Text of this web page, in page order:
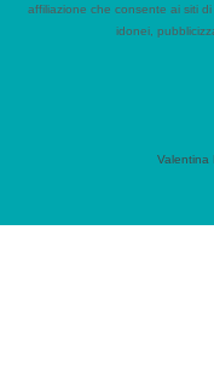
affiliazione che consente ai siti
idonei,
Valentina